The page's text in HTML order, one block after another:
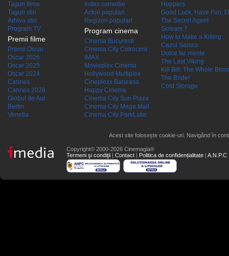
Taguri filme
Taguri stiri
Arhiva stiri
Program TV
Premii filme
Premii Oscar
Oscar 2026
Oscar 2025
Oscar 2024
Cannes
Cannes 2026
Globul de Aur
Berlin
Venetia
Index comedie
Actori populari
Regizori populari
Program cinema
Cinema Bucuresti
Cinema City Cotroceni
IMAX
Movieplex Cinema
Hollywood Multiplex
Cineplexx Baneasa
Happy Cinema
Cinema City Sun Plaza
Cinema City Mega Mall
Cinema City ParkLake
Hoppers
Good Luck, Have Fun,
The Secret Agent
Scream 7
How to Make a Killing
Cazul Samca
Dolce far niente
The Last Viking
Kill Bill: The Whole
The Bride!
Cold Storage
Acest site folosește cookie-uri. Navigând în
Copyright© 2000-2026 Cinemagia®
Termeni şi condiţii | Contact | Politica de confidențialitate | A.N.P.C